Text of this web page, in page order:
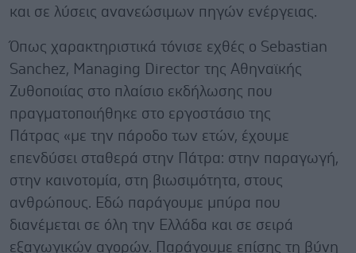
και σε λύσεις ανανεώσιμων πηγών ενέργειας.
Όπως χαρακτηριστικά τόνισε εχθές ο Sebastian
Sanchez, Managing Director της Αθηναϊκής
Ζυθοποιίας στο πλαίσιο εκδήλωσης που
πραγματοποιήθηκε στο εργοστάσιο της
Πάτρας «με την πάροδο των ετών, έχουμε
επενδύσει σταθερά στην Πάτρα: στην παραγωγή,
στην καινοτομία, στη βιωσιμότητα, στους
ανθρώπους. Εδώ παράγουμε μπύρα που
διανέμεται σε όλη την Ελλάδα και σε σειρά
εξαγωγικών αγορών. Παράγουμε επίσης τη βύνη